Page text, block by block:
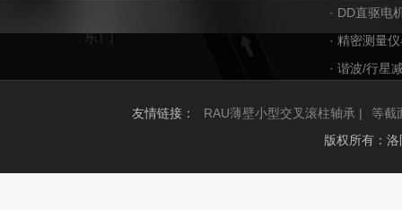
· DD直驱电
· 精密测量
· 谐波/行星
友情链接： RAU薄壁小型交叉滚柱轴承 |
等截
版权所有：